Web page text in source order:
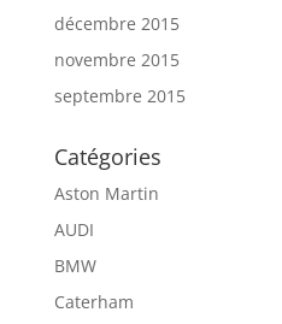
décembre 2015
novembre 2015
septembre 2015
Catégories
Aston Martin
AUDI
BMW
Caterham